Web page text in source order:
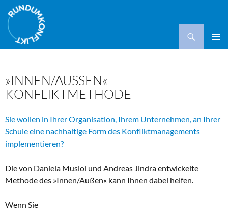
ZUM
»INNEN/AUSSEN«-K
ONFLIKTMETHODE
Sie wollen in Ihrer Organisation, Ihrem Unternehmen, an Ihrer
Schule eine nachhaltige Form des Konfliktmanagements
implementieren?
Die von Daniela Musiol und Andreas Jindra entwickelte
Methode des »Innen/Außen« kann Ihnen dabei helfen.
Wenn Sie